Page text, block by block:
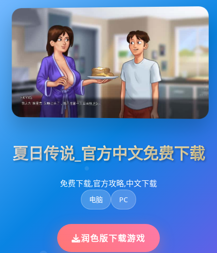
夏日传说_官方中文免费下载
免费下载,官方攻略,中文下载
电脑 PC
润色版下载游戏